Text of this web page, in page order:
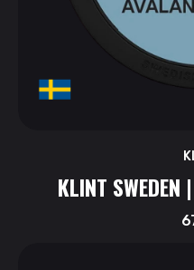
KLINT SWEDEN